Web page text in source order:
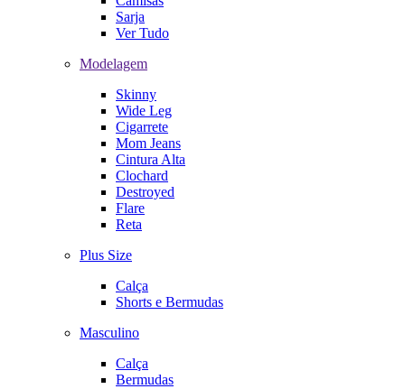
Sarja
Ver Tudo
Modelagem
Skinny
Wide Leg
Cigarrete
Mom Jeans
Cintura Alta
Clochard
Destroyed
Flare
Reta
Plus Size
Calça
Shorts e Bermudas
Masculino
Calça
Bermudas